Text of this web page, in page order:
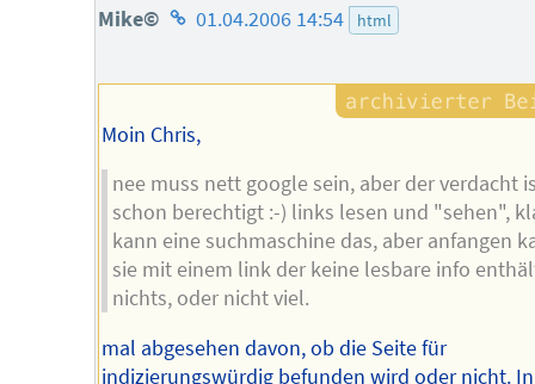
Mike© Homepage
Autors
01.04.2006 14:54 html
Moin Chris,
nee muss nett google sein, aber der verdacht
schon berechtigt :-) links lesen und "sehen",
kann eine suchmaschine das, aber anfangen
sie mit einem link der keine lesbare info
nichts, oder nicht viel.
mal abgesehen davon, ob die Seite für
indizierungswürdig befunden wird oder nicht.